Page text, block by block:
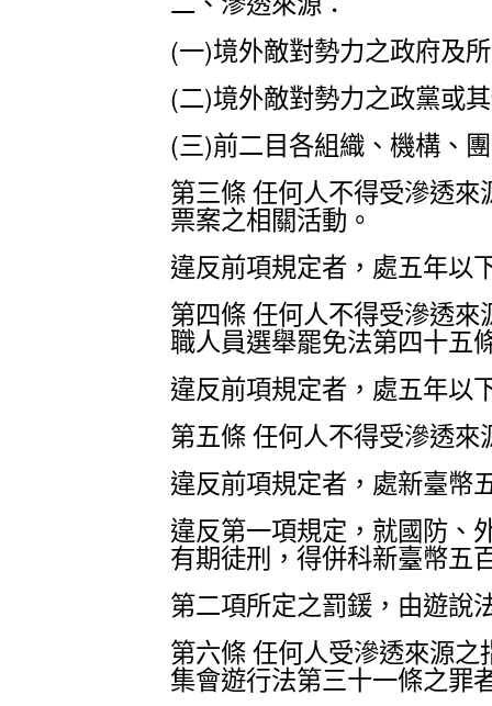
(一)境外敵對勢力之政府及
(二)境外敵對勢力之政黨或
(三)前二目各組織、機構、
第三條 任何人不得受滲透
票案之相關活動。
違反前項規定者，處五年以
第四條 任何人不得受滲透
職人員選舉罷免法第四十五
違反前項規定者，處五年以
第五條 任何人不得受滲透
違反前項規定者，處新臺幣
違反第一項規定，就國防、
有期徒刑，得併科新臺幣五
第二項所定之罰鍰，由遊說
第六條 任何人受滲透來源
集會遊行法第三十一條之罪